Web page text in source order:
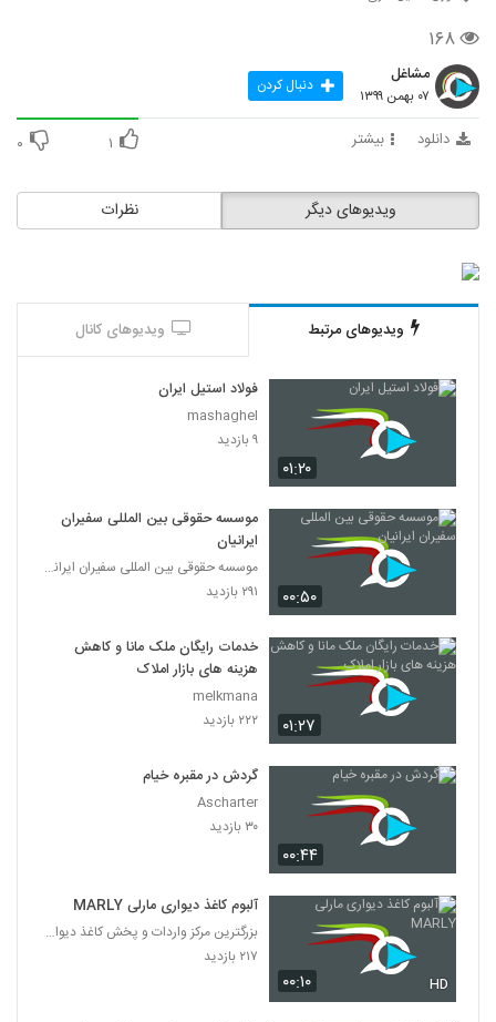
۱۶۸
مشاغل
۰۷ بهمن ۱۳۹۹ دنبال کردن
دانلود بیشتر ۱ ۰
نظرات ویدیوهای دیگر
ویدیوهای مرتبط ویدیوهای کانال
۰۱:۲۰
فولاد استیل ایران
mashaghel
۹ بازدید
۰۰:۵۰
موسسه حقوقی بین المللی سفیران
ایرانیان
موسسه حقوقی بین المللی سفیران ایرانیان
۲۹۱ بازدید
۰۱:۲۷
خدمات رایگان ملک مانا و کاهش
هزینه های بازار املاک
melkmana
۲۲۲ بازدید
۰۰:۴۴
گردش در مقبره خیام
Ascharter
۳۰ بازدید
۰۰:۱۰ HD
آلبوم کاغذ دیواری مارلی MARLY
بزرگترین مرکز واردات و پخش کاغذ دیواری
۲۱۷ بازدید